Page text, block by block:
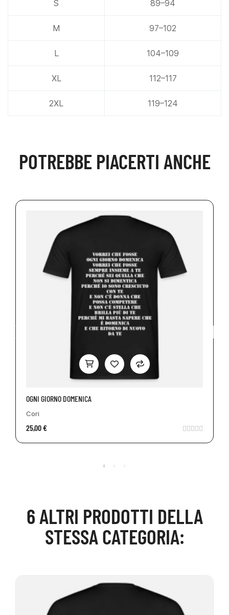
S 89–94
M 97–102
L 104–109
XL 112–117
2XL 119–124
POTREBBE PIACERTI ANCHE
OGNI GIORNO DOMENICA
Cori
25,00 €
6 ALTRI PRODOTTI DELLA
STESSA CATEGORIA: